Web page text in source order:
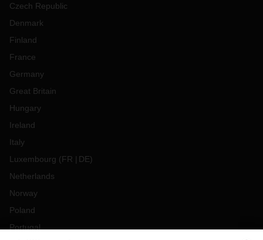
Czech Republic
Denmark
Finland
France
Germany
Great Britain
Hungary
Ireland
Italy
Luxembourg (FR DE)
Netherlands
Norway
Poland
Portugal